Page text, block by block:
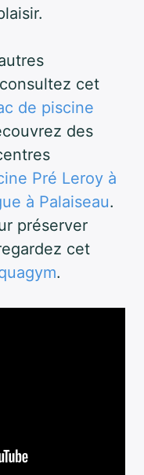
cet
de piscine
des
Pré Leroy à
à Palaiseau.
préserver
cet
.